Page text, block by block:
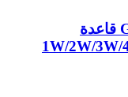
لمبات G9 LED G9 Bi Pin قاعدة